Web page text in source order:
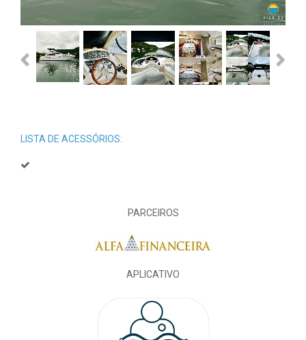
Previous Next
LISTA DE ACESSÓRIOS:
PARCEIROS
APLICATIVO